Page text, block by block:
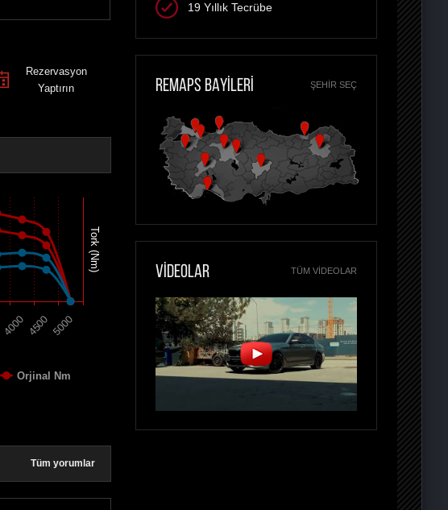
Rezervasyon
Yaptırın
Tork (Nm)
Orjinal Nm
4000 4500 5000
Tüm yorumlar
19 Yıllık Tecrübe
REMAPS BAYİLERİ ŞEHIR SEÇ
VİDEOLAR TÜM VIDEOLAR